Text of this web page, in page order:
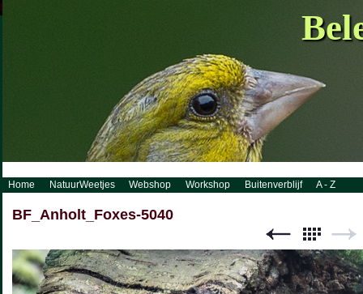
http://www.visueelconcept.nl/sitemap.xml.gz
Home NatuurWeetjes Webshop Workshop Buitenverblijf A - Z
BF_Anholt_Foxes-5040